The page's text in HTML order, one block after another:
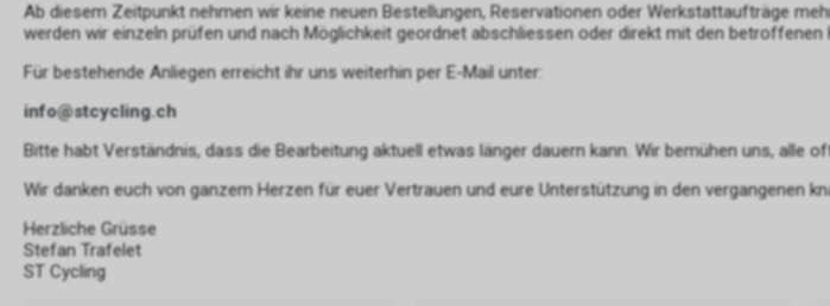
Ab diesem Zeitpunkt nehmen wir keine neuen Bestellungen, Reservationen oder Werkstattaufträge
werden wir einzeln prüfen und nach Möglichkeit geordnet abschliessen oder direkt mit den betroffenen
Für bestehende Anliegen erreicht ihr uns weiterhin per E-Mail unter:
info@stcycling.ch
Bitte habt Verständnis, dass die Bearbeitung aktuell etwas länger dauern kann. Wir bemühen uns, alle
Wir danken euch von ganzem Herzen für euer Vertrauen und eure Unterstützung in den vergangenen
Herzliche Grüsse
Stefan Trafelet
ST Cycling